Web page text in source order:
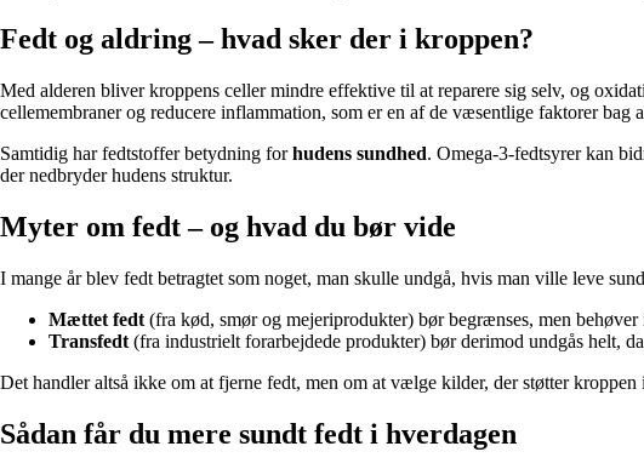
Fedt og aldring – hvad sker der i kroppen?
Med alderen bliver kroppens celler mindre effektive til at reparere sig selv, og
cellemembraner og reducere inflammation, som er en af de væsentlige faktorer bag
Samtidig har fedtstoffer betydning forhudens sundhed. Omega-3-fedtsyrer kan
der nedbryder hudens struktur.
Myter om fedt – og hvad du bør vide
I mange år blev fedt betragtet som noget, man skulle undgå, hvis man ville leve
Mættet fedt (fra kød, smør og mejeriprodukter) bør begrænses, men
Transfedt (fra industrielt forarbejdede produkter) bør derimod undgås helt,
Det handler altså ikke om at fjerne fedt, men om at vælge kilder, der støtter kroppen
Sådan får du mere sundt fedt i hverdagen